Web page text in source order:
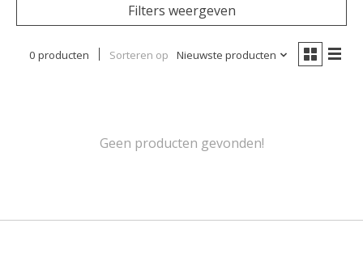
Filters weergeven
0 producten Sorteren op Nieuwste producten
Geen producten gevonden!